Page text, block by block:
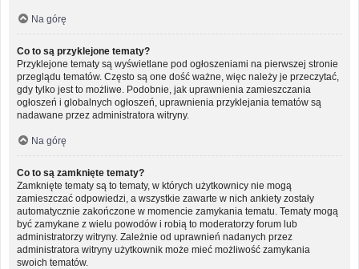
Na górę
Co to są przyklejone tematy?
Przyklejone tematy są wyświetlane pod ogłoszeniami na pierwszej stronie
przeglądu tematów. Często są one dość ważne, więc należy je przeczytać,
gdy tylko jest to możliwe. Podobnie, jak uprawnienia zamieszczania
ogłoszeń i globalnych ogłoszeń, uprawnienia przyklejania tematów są
nadawane przez administratora witryny.
Na górę
Co to są zamknięte tematy?
Zamknięte tematy są to tematy, w których użytkownicy nie mogą
zamieszczać odpowiedzi, a wszystkie zawarte w nich ankiety zostały
automatycznie zakończone w momencie zamykania tematu. Tematy mogą
być zamykane z wielu powodów i robią to moderatorzy forum lub
administratorzy witryny. Zależnie od uprawnień nadanych przez
administratora witryny użytkownik może mieć możliwość zamykania
swoich tematów.